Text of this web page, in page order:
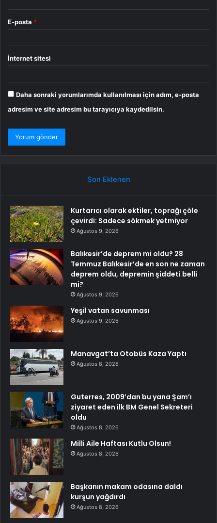
E-posta *
İnternet sitesi
Daha sonraki yorumlarımda kullanılması için adım, e-posta
adresim ve site adresim bu tarayıcıya kaydedilsin.
Son Eklenen
Kurtarıcı olarak ektiler, toprağı çöle
çevirdi: Sadece sökmek yetmiyor
Ağustos 9, 2026
Balıkesir’de deprem mi oldu? 28
Temmuz Balıkesir’de en son ne zaman
deprem oldu, depremin şiddeti belli
mi?
Ağustos 9, 2026
Yeşil vatan savunması
Ağustos 9, 2026
Manavgat’ta Otobüs Kaza Yaptı
Ağustos 8, 2026
Guterres, 2009’dan bu yana Şam’ı
ziyaret eden ilk BM Genel Sekreteri
oldu
Ağustos 8, 2026
Milli Aile Haftası Kutlu Olsun!
Ağustos 8, 2026
Başkanın makam odasına daldı
kurşun yağdırdı
Ağustos 8, 2026